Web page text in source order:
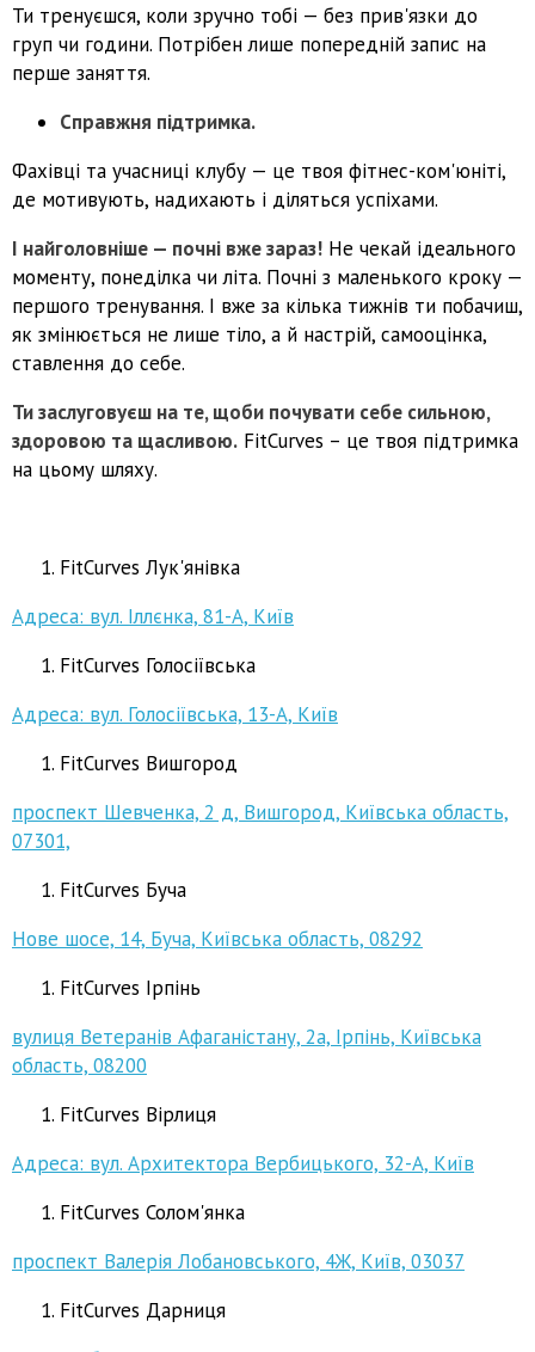
Ти тренуєшся, коли зручно тобі — без прив'язки до
груп чи години. Потрібен лише попередній запис на
перше заняття.
Справжня підтримка.
Фахівці та учасниці клубу — це твоя фітнес-ком'юніті,
де мотивують, надихають і діляться успіхами.
І найголовніше — почні вже зараз! Не чекай ідеального
моменту, понеділка чи літа. Почні з маленького кроку —
першого тренування. І вже за кілька тижнів ти побачиш,
як змінюється не лише тіло, а й настрій, самооцінка,
ставлення до себе.
Ти заслуговуєш на те, щоби почувати себе сильною,
здоровою та щасливою. FitCurves – це твоя підтримка
на цьому шляху.
FitCurves Лук'янівка
Адреса: вул. Іллєнка, 81-А, Київ
FitCurves Голосіївська
Адреса: вул. Голосіївська, 13-А, Київ
FitCurves Вишгород
проспект Шевченка, 2 д, Вишгород, Київська область,
07301,
FitCurves Буча
Нове шосе, 14, Буча, Київська область, 08292
FitCurves Ірпінь
вулиця Ветеранів Афаганістану, 2а, Ірпінь, Київська
область, 08200
FitCurves Вірлиця
Адреса: вул. Архитектора Вербицького, 32-А, Київ
FitCurves Солом'янка
проспект Валерія Лобановського, 4Ж, Київ, 03037
FitCurves Дарниця